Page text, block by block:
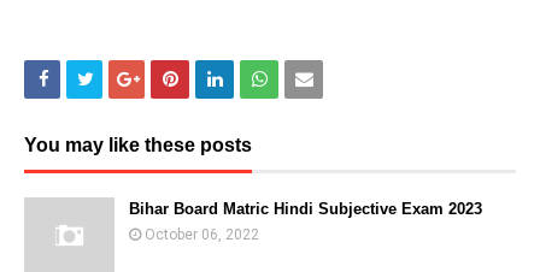
You may like these posts
Bihar Board Matric Hindi Subjective Exam 2023
October 06, 2022